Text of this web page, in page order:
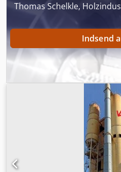
Thomas Schelkle,
Indsend